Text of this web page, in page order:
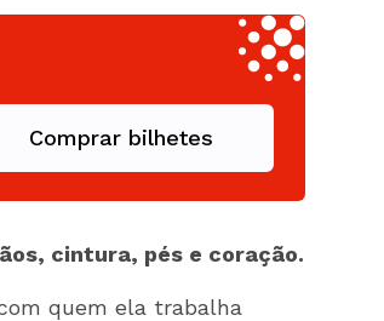
Comprar bilhetes
cintura, pés e coração.
quem ela trabalha